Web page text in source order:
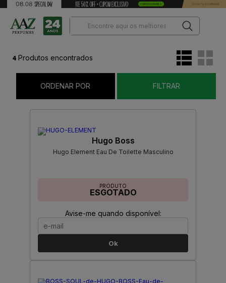
4 Produtos encontrados
ORDENAR POR FILTRAR
Hugo Boss
Hugo Element Eau De Toilette Masculino
PRODUTO
ESGOTADO
Avise-me quando disponível:
Ok